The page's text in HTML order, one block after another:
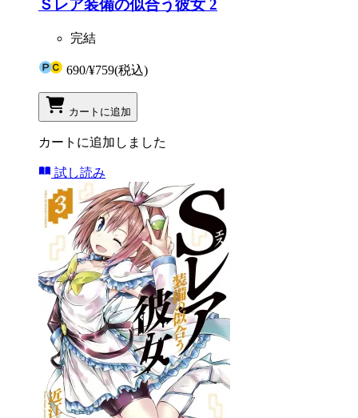
Ｓレア装備の似合う彼女 2
完結
690/¥759(税込)
カートに追加
カートに追加しました
試し読み